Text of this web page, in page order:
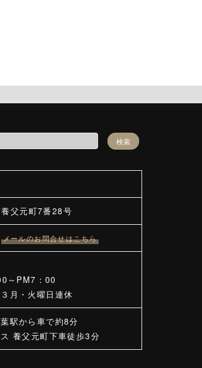
父元町7番28号
メールのお問合せはこちら
～PM7：00
月・火曜日連休
駅から車で約8分
養父元町下車徒歩3分